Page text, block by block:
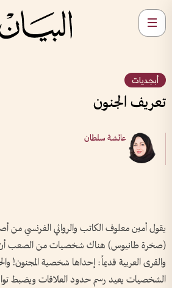
أبجديات
تعريف الجنون
عائشة سلطان
يقول أمين معلوف الكاتب والروائي الفرنسي من أصل
(صخرة طانيوس) هناك شخصيات من الصعب أن لا
والقرى العربية قديماً: إحداها شخصية المجنون!
الشخصيات يعيد رسم حدود العلاقات ويضبط